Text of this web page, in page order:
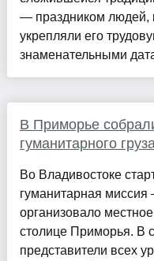
— праздником людей,
укрепляли его
знаменательными
В Приморье
гуманитарного
Во Владивостоке
гуманитарная
организовало
столице Приморья. В
представители всех